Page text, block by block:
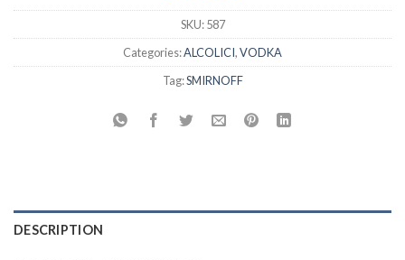
SKU:587
Categories:ALCOLICI,VODKA
Tag:SMIRNOFF
DESCRIPTION